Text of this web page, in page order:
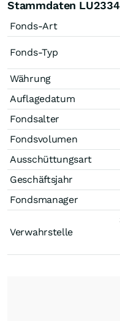
Stammdaten
Fonds-Art
Fonds-Typ
Währung
Auflagedatum
Fondsalter
Fondsvolumen
Ausschüttungsart
Geschäftsjahr
Fondsmanager
Verwahrstelle